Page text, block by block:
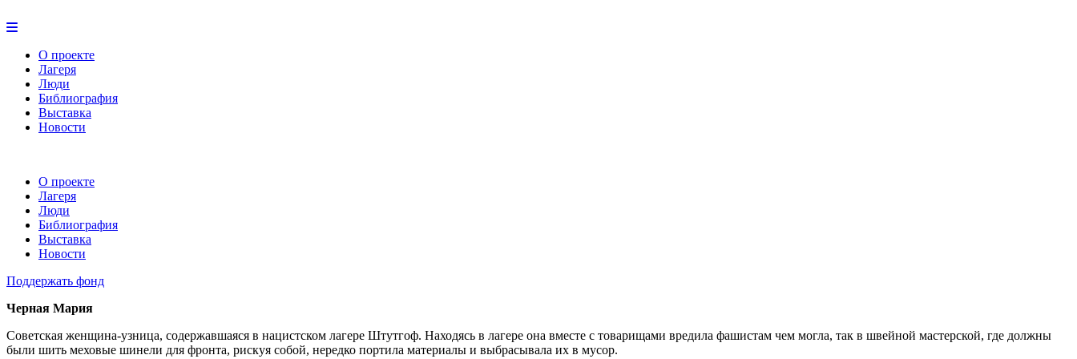
О проекте
Лагеря
Люди
Библиография
Выставка
Новости
О проекте
Лагеря
Люди
Библиография
Выставка
Новости
Поддержать фонд
Черная Мария
Советская женщина-узница, содержавшаяся в нацистском лагере Штутгоф. Находясь в лагере она вместе с товарищами вредила фашистам чем могла, так в швейной мастерской, где должны
были шить меховые шинели для фронта, рискуя собой, нередко портила материалы и выбрасывала их в мусор.